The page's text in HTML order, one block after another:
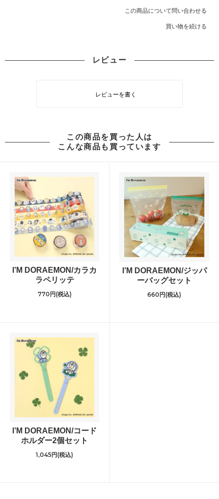
この商品について問い合わせる
買い物を続ける
レビュー
レビューを書く
この商品を買った人は
こんな商品も買っています
I’M DORAEMON/カラカ
ラペリッテ
770円(税込)
I’M DORAEMON/ジッパ
ーバッグセット
660円(税込)
I’M DORAEMON/コード
ホルダー2個セット
1,045円(税込)